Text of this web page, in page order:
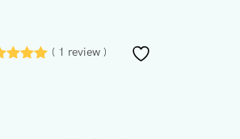
( 1 review )